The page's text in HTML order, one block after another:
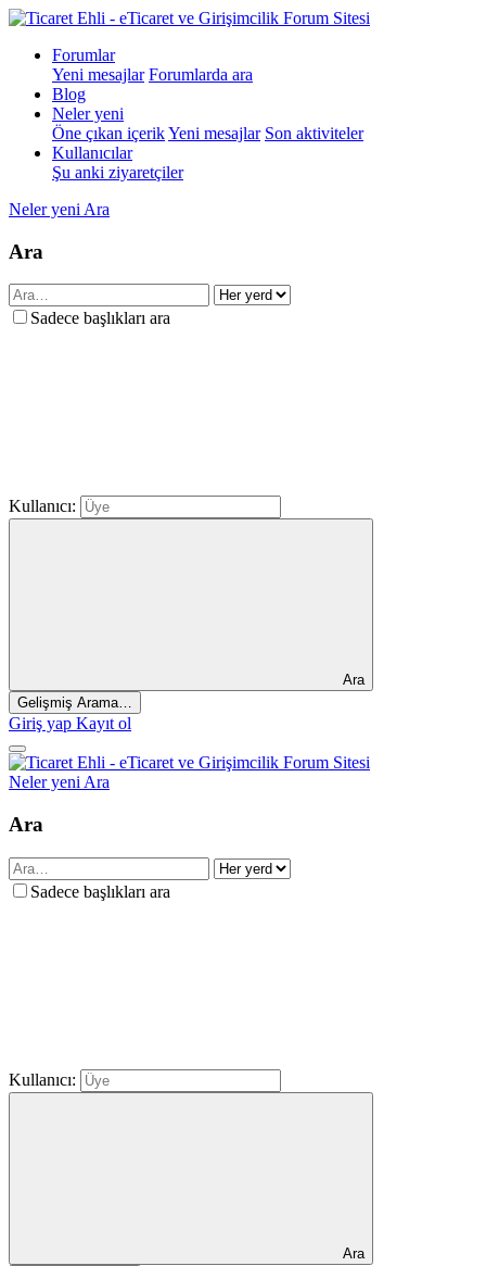
Forumlar
Yeni mesajlar Forumlarda ara
Blog
Neler yeni
Öne çıkan içerikYeni mesajlar Son aktiviteler
Kullanıcılar
Şu anki ziyaretçiler
Neler yeni Ara
Ara
Sadece başlıkları ara
Kullanıcı:
Ara
Gelişmiş Arama…
Giriş yap Kayıt ol
Neler yeniAra
Ara
Sadece başlıkları ara
Kullanıcı:
Ara